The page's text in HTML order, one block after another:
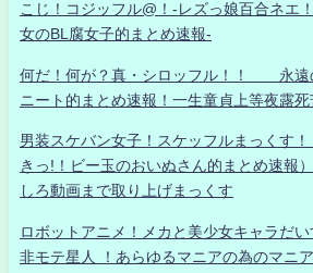
こじ！コジッフル@！-レズっ娘百合ネエ
女のBL腐女子的まとめ速報-
何だ！何が？真・シロッフル！！ 永遠
ニート的まとめ速報！一生童貞上等夜露死
男装スケバン女子！スケッフルまっくす
きっ!！ビー玉のおいぬさん的まとめ速報
しろ動画まで取り上げまっくす
ロボットアニメ！メカと美少女キャラだい
非モテ星人 ！あらゆるマニアの為のマニ